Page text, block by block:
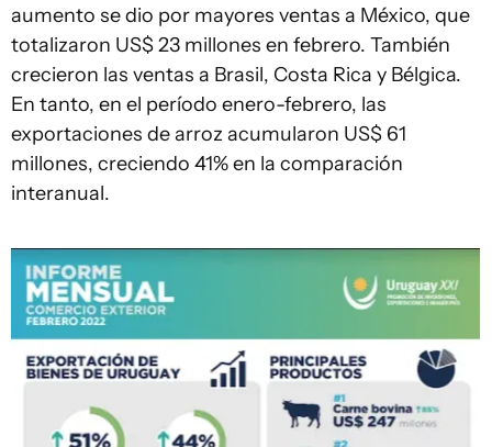
aumento se dio por mayores ventas a México, que
totalizaron US$ 23 millones en febrero. También
crecieron las ventas a Brasil, Costa Rica y Bélgica.
En tanto, en el período enero-febrero, las
exportaciones de arroz acumularon US$ 61
millones, creciendo 41% en la comparación
interanual.